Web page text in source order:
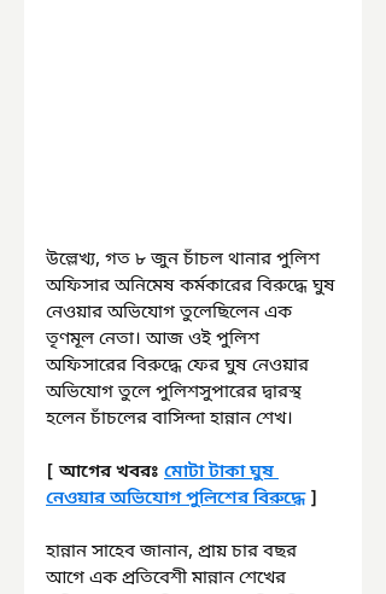
উল্লেখ্য, গত ৮ জুন চাঁচল থানার পুলিশ
অফিসার অনিমেষ কর্মকারের বিরুদ্ধে ঘুষ
নেওয়ার অভিযোগ তুলেছিলেন এক
তৃণমূল নেতা। আজ ওই পুলিশ
অফিসারের বিরুদ্ধে ফের ঘুষ নেওয়ার
অভিযোগ তুলে পুলিশসুপারের দ্বারস্থ
হলেন চাঁচলের বাসিন্দা হান্নান শেখ।
[ আগের খবরঃ মোটা টাকা ঘুষ
নেওয়ার অভিযোগ পুলিশের বিরুদ্ধে ]
হান্নান সাহেব জানান, প্রায় চার বছর
আগে এক প্রতিবেশী মান্নান শেখের